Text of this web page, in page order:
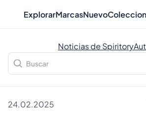
ExplorarMarcasNuevo
Noticias de Spiritory
24.02.2025